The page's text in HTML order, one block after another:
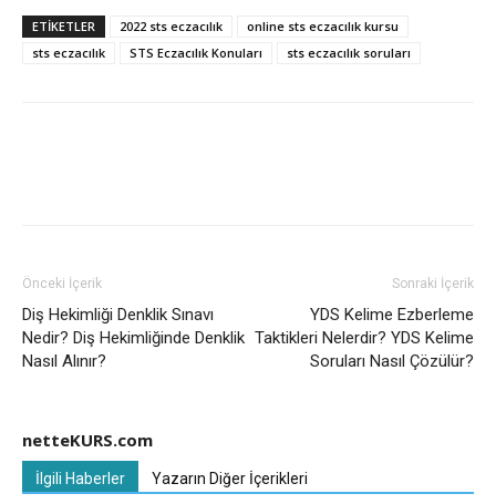
ETIKETLER 2022 sts eczacılık
online sts eczacılık kursu
sts eczacılık
STS Eczacılık Konuları sts eczacılık soruları
Önceki İçerik
Diş Hekimliği Denklik Sınavı
Nedir? Diş Hekimliğinde Denklik
Nasıl Alınır?
Sonraki İçerik
YDS Kelime Ezberleme
Taktikleri Nelerdir? YDS Kelime
Soruları Nasıl Çözülür?
netteKURS.com
İlgili Haberler Yazarın Diğer İçerikleri